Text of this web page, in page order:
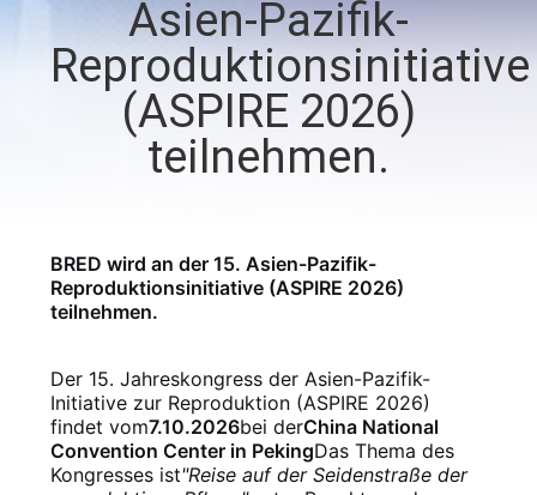
QUALITÄTSKONTROLLE
TRETEN
UNS
NACHRICHTEN
Asien-Pazifik-
Reproduktionsinitiative
(ASPIRE 2026)
teilnehmen.
BRED wird an der 15. Asien-Pazifik-
Reproduktionsinitiative (ASPIRE 2026)
teilnehmen.
Der 15. Jahreskongress der Asien-Pazifik-
Initiative zur Reproduktion (ASPIRE 2026)
findet vom7.10.2026bei derChina National
Convention Center in PekingDas Thema des
Kongresses ist"Reise auf der Seidenstraße der